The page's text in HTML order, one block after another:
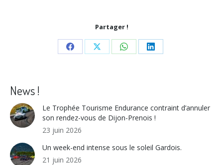
Partager !
Share Share Share Share
News !
Le Trophée Tourisme Endurance contraint d’annuler
son rendez-vous de Dijon-Prenois !
23 juin 2026
Un week-end intense sous le soleil Gardois.
21 juin 2026